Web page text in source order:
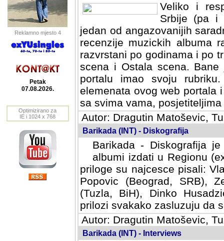
Reklamno mjesto 4
Petak
07.08.2026.
Optimizirano za
IE i 1024 x 768
Veliko i
Srbije (pa i
jedan od angazovanijih
recenzije muzickih albuma
razvrstani po godinama i po
scena i Ostala scena.
portalu imao svoju
elemenata ovog web portala
sa svima vama,
Autor: Dragutin Matoševic,
Barikada (INT) - Diskografija
Barikada - Diskografija
albumi izdati u Regionu
priloge su najcesce pisali:
Popovic (Beograd, SRB),
(Tuzla, BiH), Dinko
prilozi svakako zasluzuju da
Autor: Dragutin Matoševic,
Barikada (INT) - Interviews